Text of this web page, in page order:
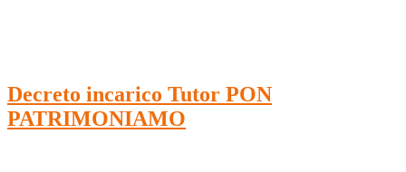
Decreto incarico Tutor PON
PATRIMONIAMO